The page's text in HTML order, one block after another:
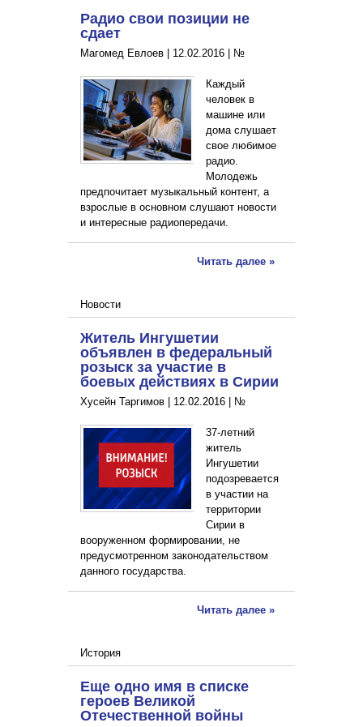
Радио свои позиции не
сдает
Магомед Евлоев | 12.02.2016 №
Каждый
человек в
машине или
дома слушает
свое любимое
радио.
Молодежь
предпочитает музыкальный контент, а
взрослые в основном слушают новости
и интересные радиопередачи.
Читать далее »
Новости
Житель Ингушетии
объявлен в федеральный
розыск за участие в
боевых действиях в Сирии
Хусейн Таргимов | 12.02.2016 №
37-летний
житель
Ингушетии
подозревается
в участии на
территории
Сирии в
вооруженном формировании, не
предусмотренном законодательством
данного государства.
Читать далее »
История
Еще одно имя в списке
героев Великой
Отечественной войны